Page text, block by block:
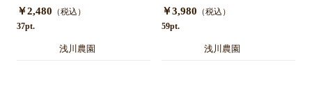
￥2,480 （税込）
37pt.
浅川農園
￥3,980 （税込）
59pt.
浅川農園